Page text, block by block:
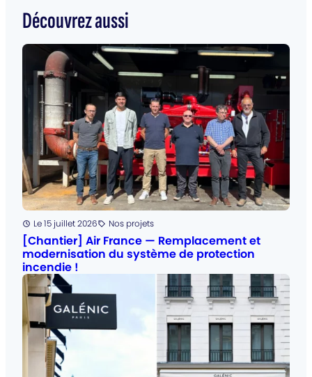
Découvrez aussi
Posté
Le 15 juillet 2026Catégorie
:
Nos projets
[Chantier] Air France — Remplacement et
modernisation du système de protection
incendie !